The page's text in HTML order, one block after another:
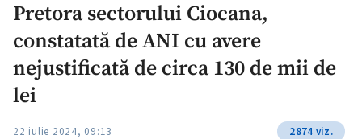
Special
ZdGust
Pretora sectorului Ciocana,
constatată de ANI cu avere
nejustificată de circa 130 de mii de
lei
22 iulie 2024, 09:13 2874 viz.